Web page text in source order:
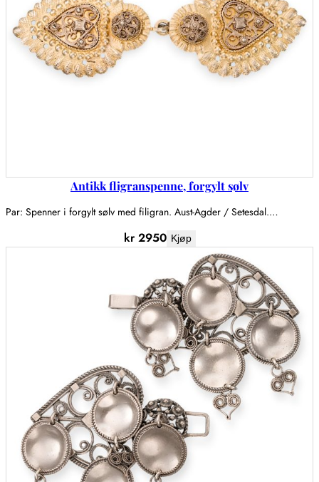
Antikk fligranspenne, forgylt sølv
Par: Spenner i forgylt sølv med filigran. Aust-Agder / Setesdal.…
kr2950 Kjøp